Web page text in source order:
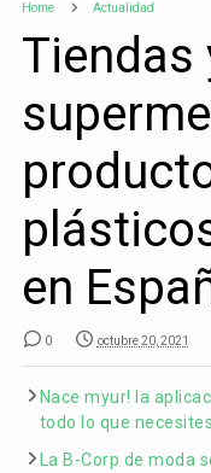
Home Actualidad
Tiendas
en
0 octubre 20, 2021
Nace myur! la
todo lo que necesites
La B-Corp de moda